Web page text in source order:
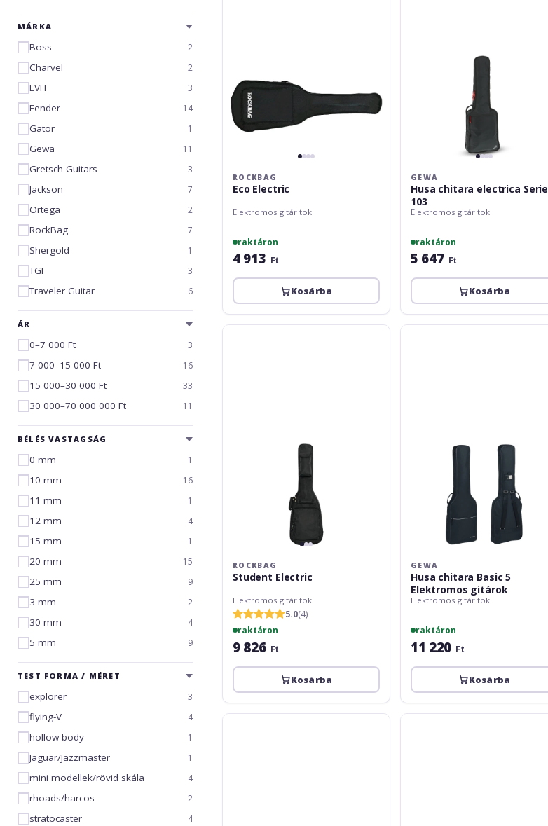
MÁRKA
Boss 2
Charvel 2
EVH 3
Fender 14
Gator 1
Gewa 11
Gretsch Guitars 3
Jackson 7
Ortega 2
RockBag 7
Shergold 1
TGI 3
Traveler Guitar 6
ÁR
0–7 000 Ft 3
7 000–15 000 Ft 16
15 000–30 000 Ft 33
30 000–70 000 000 Ft 11
BÉLÉS VASTAGSÁG
0 mm 1
10 mm 16
11 mm 1
12 mm 4
15 mm 1
20 mm 15
25 mm 9
3 mm 2
30 mm 4
5 mm 9
TEST FORMA / MÉRET
explorer 3
flying-V 4
hollow-body 1
Jaguar/Jazzmaster 1
mini modellek/rövid skála 4
rhoads/harcos 2
stratocaster 4
ROCKBAG
Eco Electric
Elektromos gitár tok
raktáron
4 913 Ft
Kosárba
GEWA
Husa chitara electrica Serie
103
Elektromos gitár tok
raktáron
5 647 Ft
Kosárba
RockBag
ROCKBAG
Student Electric
Elektromos gitár tok
5.0(4)
raktáron
9 826 Ft
Kosárba
Gewa
GEWA
Husa chitara Basic 5
Elektromos gitárok
Elektromos gitár tok
raktáron
11 220 Ft
Kosárba
Fender
Fender